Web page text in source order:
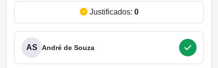
Justificados: 0
AS André de Souza